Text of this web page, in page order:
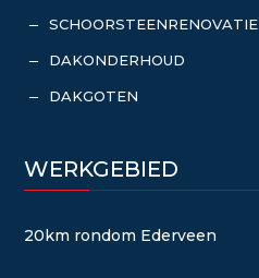
K SCHOORSTEENRENOVATIE
K DAKONDERHOUD
K DAKGOTEN
WERKGEBIED
20km rondom Ederveen